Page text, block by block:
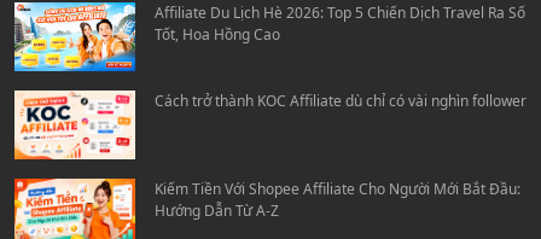
Affiliate Du Lịch Hè 2026: Top 5 Chiến Dịch Travel Ra Số
Tốt, Hoa Hồng Cao
Cách trở thành KOC Affiliate dù chỉ có vài nghìn follower
Kiếm Tiền Với Shopee Affiliate Cho Người Mới Bắt Đầu:
Hướng Dẫn Từ A-Z